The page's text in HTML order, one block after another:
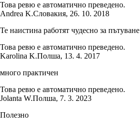
Това ревю е автоматично преведено.
Andrea K.Словакия, 26. 10. 2018
Те наистина работят чудесно за пътуване
Това ревю е автоматично преведено.
Karolina K.Полша, 13. 4. 2017
много практичен
Това ревю е автоматично преведено.
Jolanta W.Полша, 7. 3. 2023
Полезно